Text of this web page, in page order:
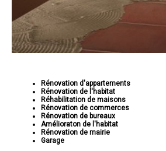
Rénovation d'appartements
Rénovation de l'habitat
Réhabilitation de maisons
Rénovation de commerces
Rénovation de bureaux
Amélioraton de l'habitat
Rénovation de mairie
Garage